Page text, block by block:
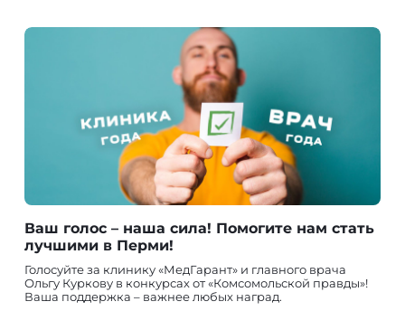
Ваш голос – наша сила! Помогите нам стать
лучшими в Перми!
Голосуйте за клинику «МедГарант» и главного врача
Ольгу Куркову в конкурсах от «Комсомольской правды»!
Ваша поддержка – важнее любых наград.